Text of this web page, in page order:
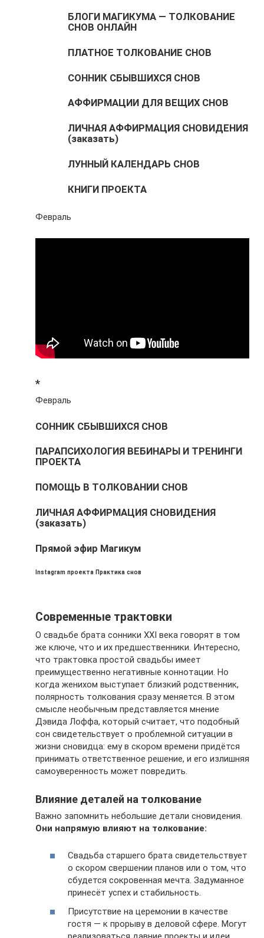
БЛОГИ МАГИКУМА — ТОЛКОВАНИЕ
СНОВ ОНЛАЙН
ПЛАТНОЕ ТОЛКОВАНИЕ СНОВ
СОННИК СБЫВШИХСЯ СНОВ
АФФИРМАЦИИ ДЛЯ ВЕЩИХ СНОВ
ЛИЧНАЯ АФФИРМАЦИЯ СНОВИДЕНИЯ
(заказать)
ЛУННЫЙ КАЛЕНДАРЬ СНОВ
КНИГИ ПРОЕКТА
Февраль
*
Февраль
СОННИК СБЫВШИХСЯ СНОВ
ПАРАПСИХОЛОГИЯ ВЕБИНАРЫ И ТРЕНИНГИ
ПРОЕКТА
ПОМОЩЬ В ТОЛКОВАНИИ СНОВ
ЛИЧНАЯ АФФИРМАЦИЯ СНОВИДЕНИЯ
(заказать)
Прямой эфир Магикум
Instagram проекта Практика снов
Современные трактовки
О свадьбе брата сонники XXI века говорят в том
же ключе, что и их предшественники. Интересно,
что трактовка простой свадьбы имеет
преимущественно негативные коннотации. Но
когда женихом выступает близкий родственник,
полярность толкования сразу меняется. В этом
смысле необычным представляется мнение
Дэвида Лоффа, который считает, что подобный
сон свидетельствует о проблемной ситуации в
жизни сновидца: ему в скором времени придётся
принимать ответственное решение, и его излишняя
самоуверенность может повредить.
Влияние деталей на толкование
Важно запомнить небольшие детали сновидения.
Они напрямую влияют на толкование:
Свадьба старшего брата свидетельствует
о скором свершении планов или о том, что
сбудется сокровенная мечта. Задуманное
принесёт успех и стабильность.
Присутствие на церемонии в качестве
гостя — к прорыву в деловой сфере. Могут